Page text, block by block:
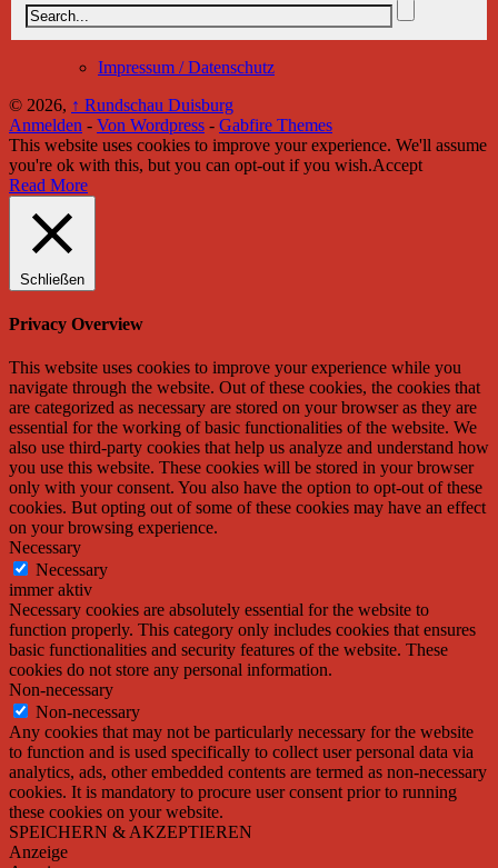
Impressum / Datenschutz
© 2026, ↑ Rundschau Duisburg
Anmelden - Von Wordpress - Gabfire Themes
This website uses cookies to improve your experience. We'll assume
you're ok with this, but you can opt-out if you wish.Accept
Read More
Schließen
Privacy Overview
This website uses cookies to improve your experience while you
navigate through the website. Out of these cookies, the cookies that
are categorized as necessary are stored on your browser as they are
essential for the working of basic functionalities of the website. We
also use third-party cookies that help us analyze and understand how
you use this website. These cookies will be stored in your browser
only with your consent. You also have the option to opt-out of these
cookies. But opting out of some of these cookies may have an effect
on your browsing experience.
Necessary
Necessary
immer aktiv
Necessary cookies are absolutely essential for the website to
function properly. This category only includes cookies that ensures
basic functionalities and security features of the website. These
cookies do not store any personal information.
Non-necessary
Non-necessary
Any cookies that may not be particularly necessary for the website
to function and is used specifically to collect user personal data via
analytics, ads, other embedded contents are termed as non-necessary
cookies. It is mandatory to procure user consent prior to running
these cookies on your website.
SPEICHERN & AKZEPTIEREN
Anzeige